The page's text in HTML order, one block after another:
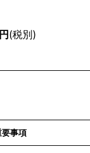
円(税別)
事項